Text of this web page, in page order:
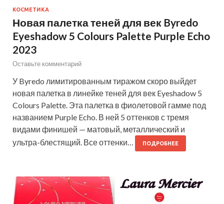
КОСМЕТИКА
Новая палетка теней для век Byredo
Eyeshadow 5 Colours Palette Purple Echo
2023
Оставьте комментарий
У Byredo лимитированным тиражом скоро выйдет
новая палетка в линейке теней для век Eyeshadow 5
Colours Palette. Эта палетка в фиолетовой гамме под
названием Purple Echo. В ней 5 оттенков с тремя
видами финишей — матовый, металлический и
ультра-блестящий. Все оттенки…
ПОДРОБНЕЕ